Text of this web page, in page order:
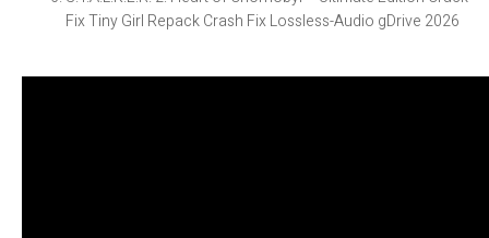
Fix Tiny Girl Repack Crash Fix Lossless-Audio gDrive 2026